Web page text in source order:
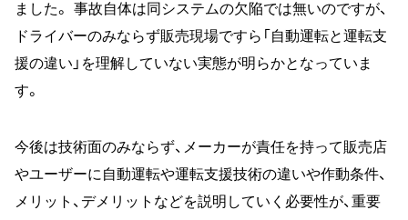
ました。 事故自体は同システムの欠陥では無いのですが、
ドライバーのみならず販売現場ですら「自動運転と運転支
援の違い」を理解していない実態が明らかとなっていま
す。
今後は技術面のみならず、メーカーが責任を持って販売店
やユーザーに自動運転や運転支援技術の違いや作動条件、
メリット、デメリットなどを説明していく必要性が、重要